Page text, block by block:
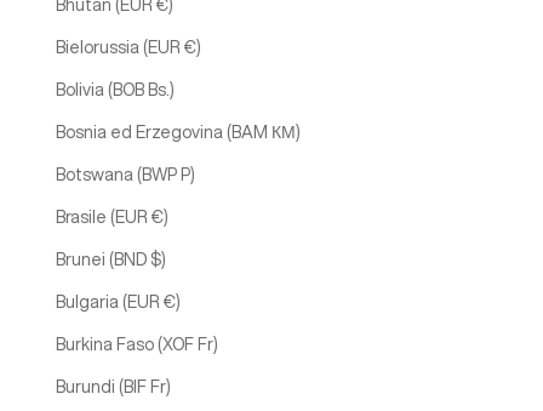
Bhutan (EUR €)
Bielorussia (EUR €)
Bolivia (BOB Bs.)
Bosnia ed Erzegovina (BAM КМ)
Botswana (BWP P)
Brasile (EUR €)
Brunei (BND $)
Bulgaria (EUR €)
Burkina Faso (XOF Fr)
Burundi (BIF Fr)